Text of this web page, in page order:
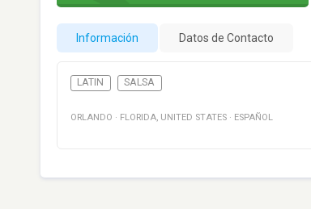
Información Datos de Contacto
LATIN SALSA
ORLANDO · FLORIDA, UNITED STATES · ESPAÑOL